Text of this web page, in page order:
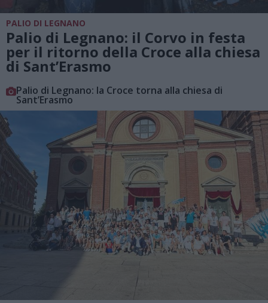
PALIO DI LEGNANO
Palio di Legnano: il Corvo in festa
per il ritorno della Croce alla chiesa
di Sant’Erasmo
Palio di Legnano: la Croce torna alla chiesa di
Sant’Erasmo